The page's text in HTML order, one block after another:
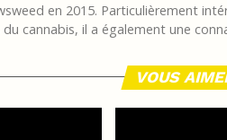
en 2015. Particulièrement
cannabis, il a également une
VOUS